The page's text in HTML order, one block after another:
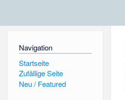
Navigation
Startseite
Zufällige Seite
Neu / Featured